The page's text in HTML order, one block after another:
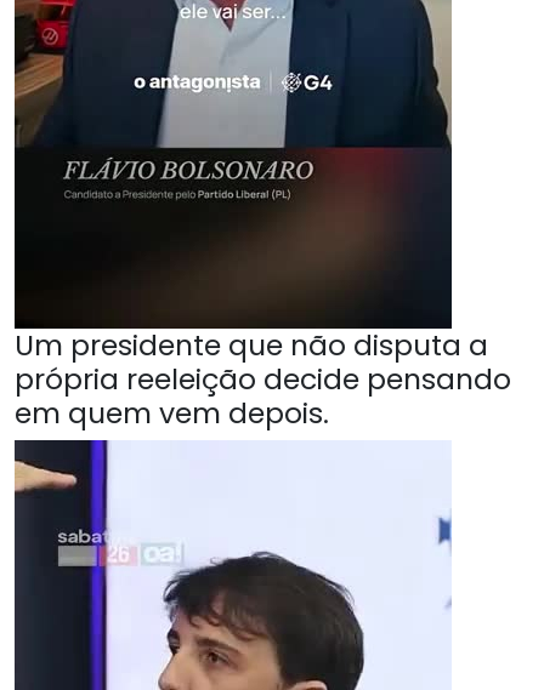
Um presidente que não disputa a
própria reeleição decide pensando
em quem vem depois.